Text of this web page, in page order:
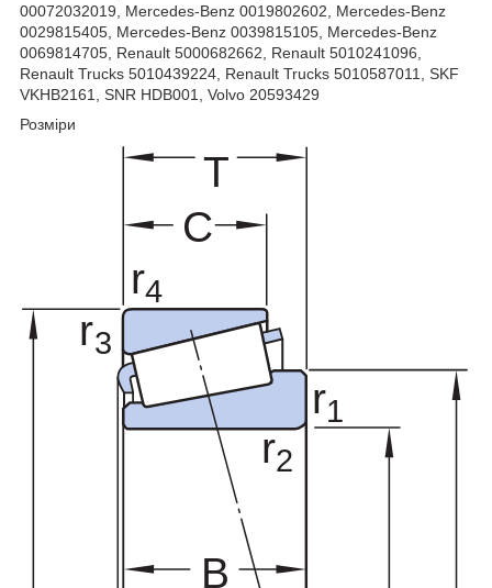
00072032019, Mercedes-Benz 0019802602, Mercedes-Benz
0029815405, Mercedes-Benz 0039815105, Mercedes-Benz
0069814705, Renault 5000682662, Renault 5010241096,
Renault Trucks 5010439224, Renault Trucks 5010587011, SKF
VKHB2161, SNR HDB001, Volvo 20593429
Розміри